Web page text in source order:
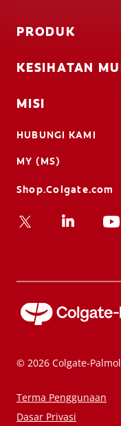
PRODUK
KESIHATAN
MISI
HUBUNGI KAMI
MY (MS)
Shop.Colgate.com
© 2026 Colgate-
Terma Penggunaan
Dasar Privasi